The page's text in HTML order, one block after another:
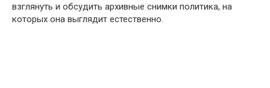
взглянуть и обсудить архивные снимки политика, на
которых она выглядит естественно.